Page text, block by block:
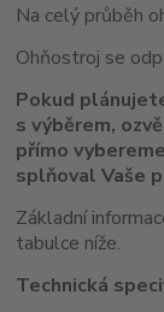
Na celý průběh
Ohňostroj se
Pokud
s výběrem,
přímo
splňoval Vaše
Základní
tabulce níže.
Technická